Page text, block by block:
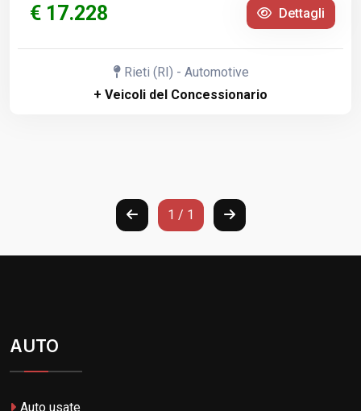
€ 17.228 Dettagli
Rieti (RI) - Automotive
+ Veicoli del Concessionario
1 / 1
AUTO
Auto usate